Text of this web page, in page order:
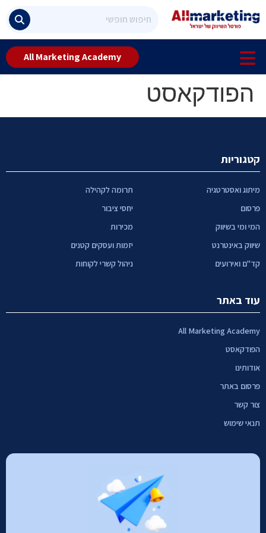
All Marketing Academy
הפודקאסט
קטגוריות
מיתוג ואסטרטגיה
פרסום
המי ומי בשיווק
שיווק באינטרנט
קד"ם ואירועים
תרומה לקהילה
יחסי ציבור
מכירות
יזמות ועסקים קטנים
ניהול קשרי לקוחות
עוד באתר
All Marketing Academy
הפודקאסט
אודותינו
פרסום באתר
צור קשר
תנאי שימוש